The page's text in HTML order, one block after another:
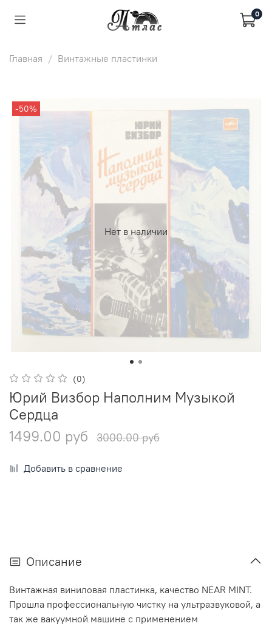
0
Главная Винтажные пластинки
Нет в наличии
-50%
(0)
Юрий Визбор Наполним Музыкой
Сердца
1499.00 руб
3000.00 руб
Добавить в сравнение
Описание
Винтажная виниловая пластинка, качество NEAR MINT.
Прошла профессиональную чистку на ультразвуковой, а
так же вакуумной машине с применением